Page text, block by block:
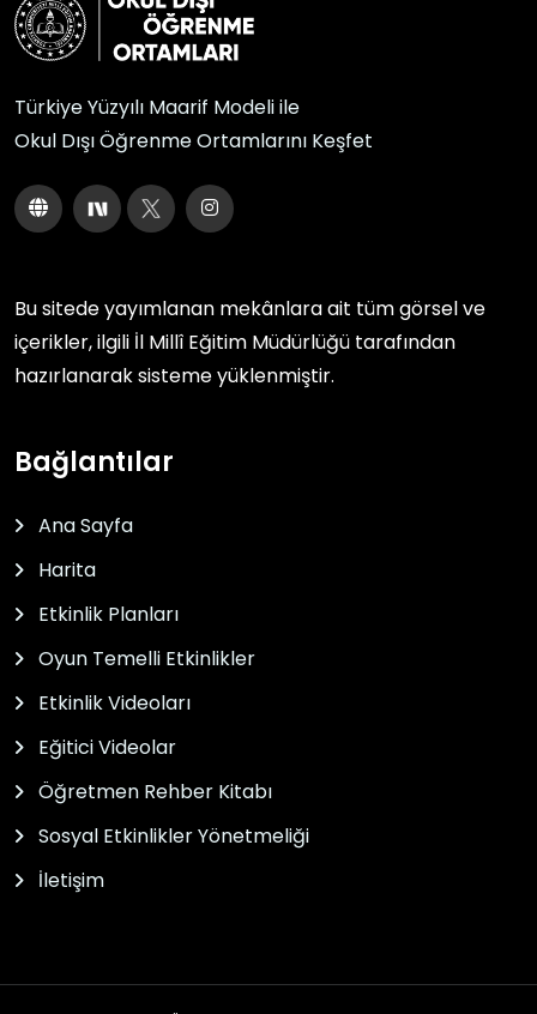
Türkiye Yüzyılı Maarif Modeli ile
Okul Dışı Öğrenme Ortamlarını Keşfet
Bu sitede yayımlanan mekânlara ait tüm görsel ve
içerikler, ilgili İl Millî Eğitim Müdürlüğü tarafından
hazırlanarak sisteme yüklenmiştir.
Bağlantılar
Ana Sayfa
Harita
Etkinlik Planları
Oyun Temelli Etkinlikler
Etkinlik Videoları
Eğitici Videolar
Öğretmen Rehber Kitabı
Sosyal Etkinlikler Yönetmeliği
İletişim